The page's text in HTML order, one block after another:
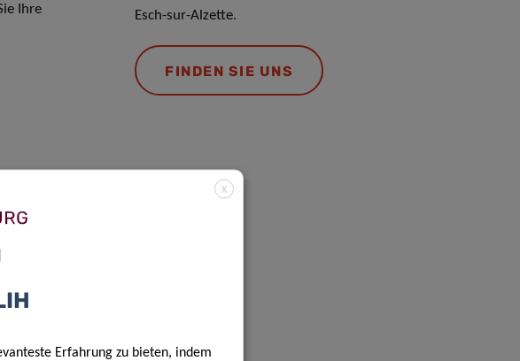
Ihre
Esch-sur-Alzette.
FINDEN SIE UNS
X
Erfahrung zu bieten, indem